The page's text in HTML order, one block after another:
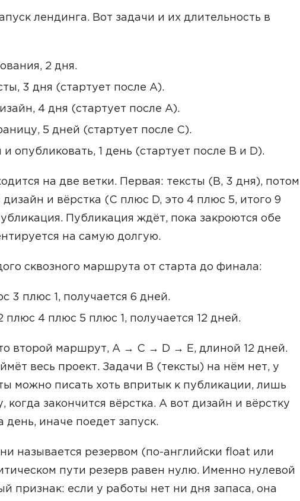
лендинга. Вот задачи и их длительность в
2 дня.
3 дня (стартует после A).
4 дня (стартует после A).
5 дней (стартует после C).
и опубликовать, 1 день (стартует после B и D).
на две ветки. Первая: тексты (B, 3 дня), потом
и вёрстка (C плюс D, это 4 плюс 5, итого 9
Публикация ждёт, пока закроются обе
на самую долгую.
сквозного маршрута от старта до финала:
3 плюс 1, получается 6 дней.
4 плюс 5 плюс 1, получается 12 дней.
второй маршрут, A → C → D → E, длиной 12 дней.
весь проект. Задачи B (тексты) на нём нет, у
можно писать хоть впритык к публикации, лишь
когда закончится вёрстка. А вот дизайн и вёрстку
день, иначе поедет запуск.
называется резервом (по-английски float или
пути резерв равен нулю. Именно нулевой
признак: если у работы нет ни дня запаса, она